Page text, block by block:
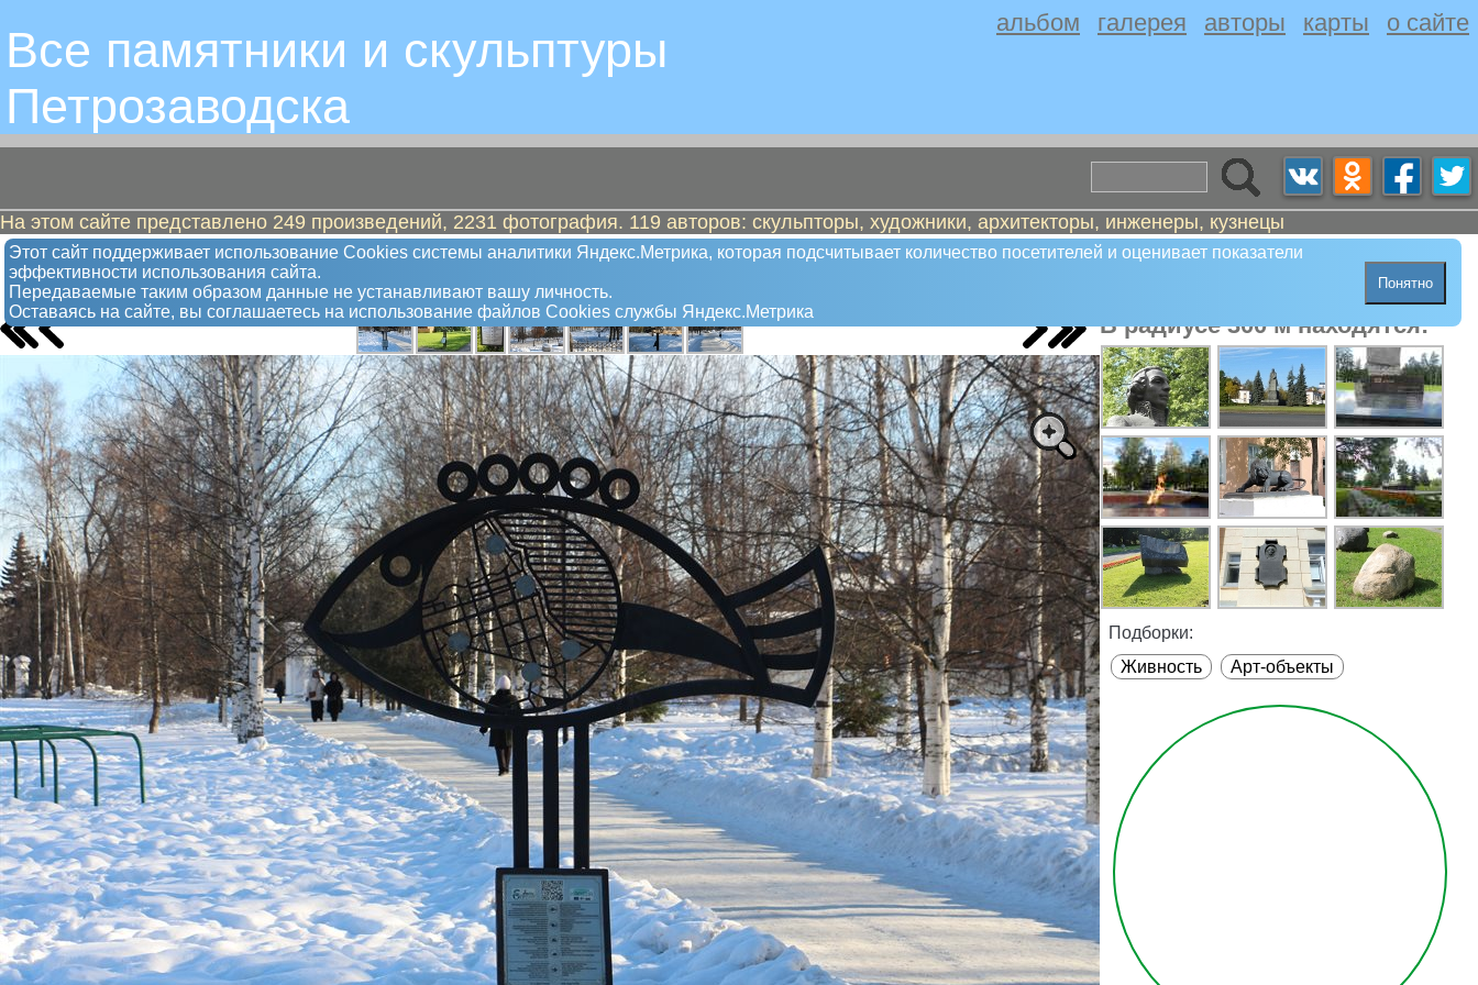
альбом галерея авторы карты о сайте
Все памятники и скульптуры
Петрозаводскa
На этом сайте представлено 249 произведений, 2231 фотография. 119 авторов: скульпторы, художники, архитекторы, инженеры, кузнецы
Этот сайт поддерживает использование Сookies системы аналитики Яндекс.Метрика, которая подсчитывает количество посетителей и оценивает показатели
эффективности использования сайта.
Передаваемые таким образом данные не устанавливают вашу личность.
Оставаясь на сайте, вы соглашаетесь на использование файлов Сookies службы Яндекс.Метрика
Понятно
Рыба
Арт-объект
В радиусе 300 м находятся:
Подборки:
Живность
Арт-объекты